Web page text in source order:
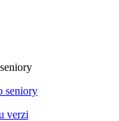
verzi